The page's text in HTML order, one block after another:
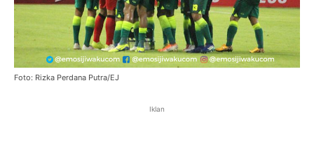
Foto: Rizka Perdana Putra/EJ
Iklan